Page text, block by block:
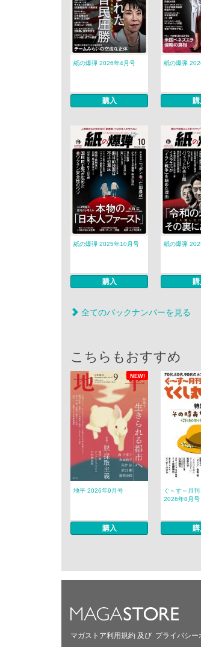
紙の爆弾 2026年4月号
購入
紙の爆弾
購
紙の爆弾 2025年10月号
購入
紙の爆弾
購
全てのバックナンバーを見る
こちらもおすすめ
NEW!
地平 2026年9月号
購入
ぐ～す～月
2026年8月号
購
マガストア利用規約 及び プライバシー